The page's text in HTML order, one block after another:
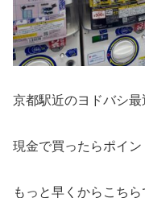
京都駅近のヨドバシ
現金で買ったらポイン
もっと早くからこち